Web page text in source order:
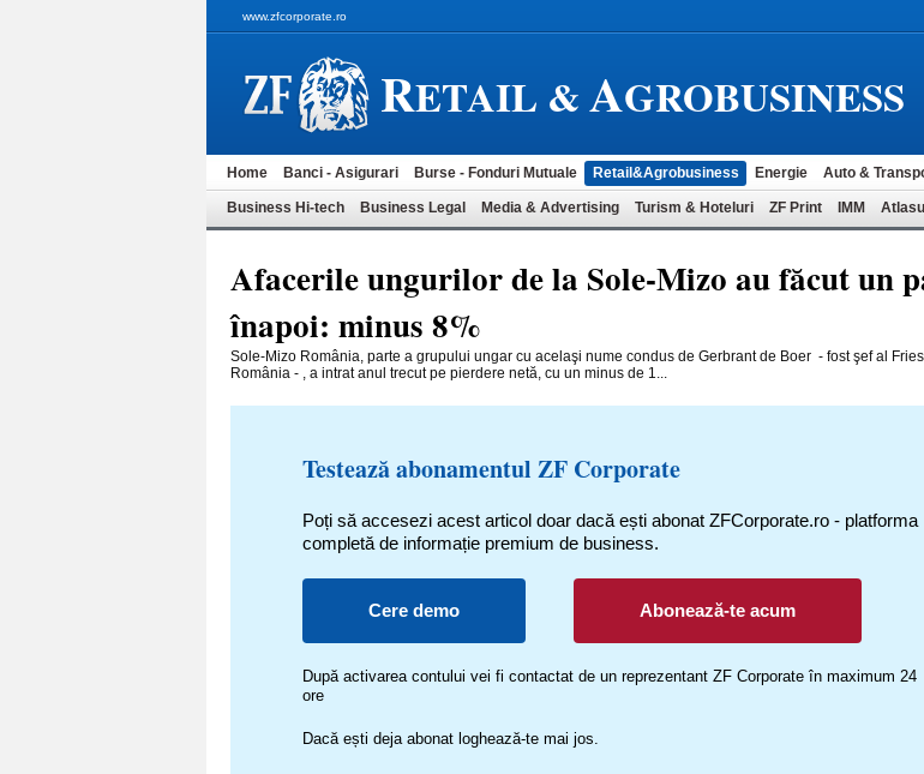
www.zfcorporate.ro
RETAIL &AGROBUSINESS
Home Banci - Asigurari Burse - Fonduri Mutuale Retail&Agrobusiness Energie Auto &
Business Hi-tech Business Legal Media & Advertising Turism & Hoteluri ZF Print IMM
Afacerile ungurilor de la Sole-Mizo au făcut un
înapoi: minus 8%
Sole-Mizo România, parte a gru­pului ungar cu acelaşi nume condus de Gerbrant de Boer - fost şef al
România - , a intrat anul trecut pe pierdere netă, cu un minus de 1...
Testează abonamentul ZF Corporate
Poți să accesezi acest articol doar dacă ești abonat ZFCorporate.ro - platforma
completă de informație premium de business.
Cere demo Abonează-te acum
După activarea contului vei fi contactat de un reprezentant ZF Corporate în maximum 24
ore
Dacă ești deja abonat loghează-te mai jos.